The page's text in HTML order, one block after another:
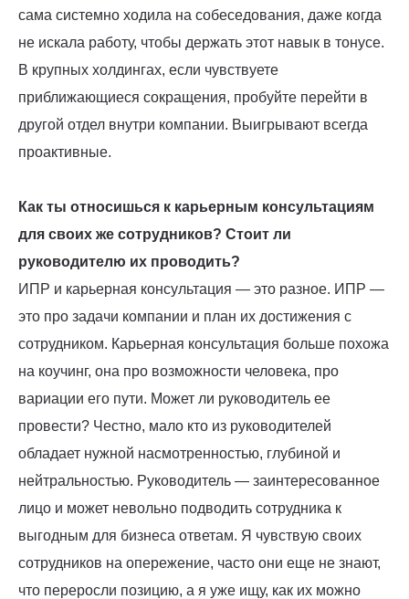
сама системно ходила на собеседования, даже когда
не искала работу, чтобы держать этот навык в тонусе.
В крупных холдингах, если чувствуете
приближающиеся сокращения, пробуйте перейти в
другой отдел внутри компании. Выигрывают всегда
проактивные.
Как ты относишься к карьерным консультациям
для своих же сотрудников? Стоит ли
руководителю их проводить?
ИПР и карьерная консультация — это разное. ИПР —
это про задачи компании и план их достижения с
сотрудником. Карьерная консультация больше похожа
на коучинг, она про возможности человека, про
вариации его пути. Может ли руководитель ее
провести? Честно, мало кто из руководителей
обладает нужной насмотренностью, глубиной и
нейтральностью. Руководитель — заинтересованное
лицо и может невольно подводить сотрудника к
выгодным для бизнеса ответам. Я чувствую своих
сотрудников на опережение, часто они еще не знают,
что переросли позицию, а я уже ищу, как их можно